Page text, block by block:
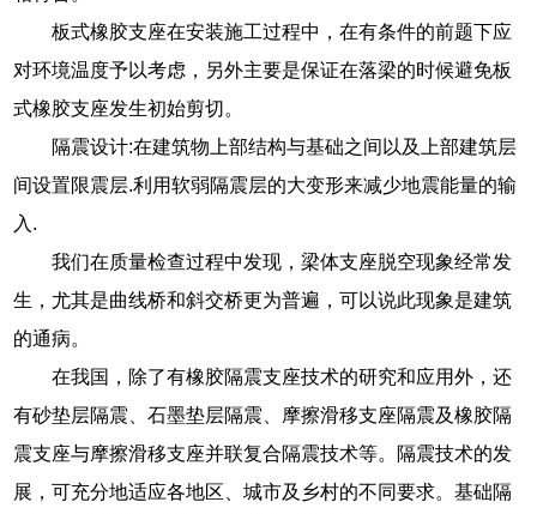
板式橡胶支座在安装施工过程中，在有条件的前题下应
对环境温度予以考虑，另外主要是保证在落梁的时候避免板
式橡胶支座发生初始剪切。
隔震设计:在建筑物上部结构与基础之间以及上部建筑层
间设置限震层.利用软弱隔震层的大变形来减少地震能量的输
入.
我们在质量检查过程中发现，梁体支座脱空现象经常发
生，尤其是曲线桥和斜交桥更为普遍，可以说此现象是建筑
的通病。
在我国，除了有橡胶隔震支座技术的研究和应用外，还
有砂垫层隔震、石墨垫层隔震、摩擦滑移支座隔震及橡胶隔
震支座与摩擦滑移支座并联复合隔震技术等。隔震技术的发
展，可充分地适应各地区、城市及乡村的不同要求。基础隔